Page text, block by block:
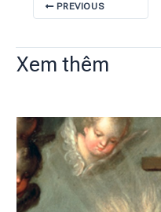
PREVIOUS
Xem thêm